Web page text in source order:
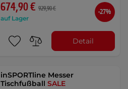
674,90 € 929,90 €
auf Lager
-27%
Detail
inSPORTline Messer
TischfußballSALE